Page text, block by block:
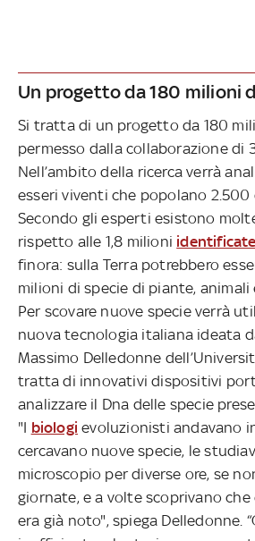
Un progetto da 180 milioni
Si tratta di un progetto da 180
permesso dalla collaborazione di
Nell’ambito della ricerca verrà
esseri viventi che popolano
Secondo gli esperti esistono
rispetto alle 1,8 milioni identificate
finora: sulla Terra potrebbero
milioni di specie di piante, animali
Per scovare nuove specie verrà
nuova tecnologia italiana ideata
Massimo Delledonne
tratta di innovativi dispositivi
analizzare il Dna delle specie
"I biologi evoluzionisti andavano
cercavano nuove specie, le
microscopio per diverse ore, se
giornate, e a volte scoprivano
era già noto", spiega Delledonne.